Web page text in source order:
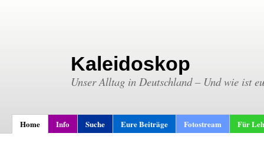
Kaleidoskop
Unser Alltag in Deutschland – Und wie ist
Home Info Suche Eure Beiträge Fotostream Für